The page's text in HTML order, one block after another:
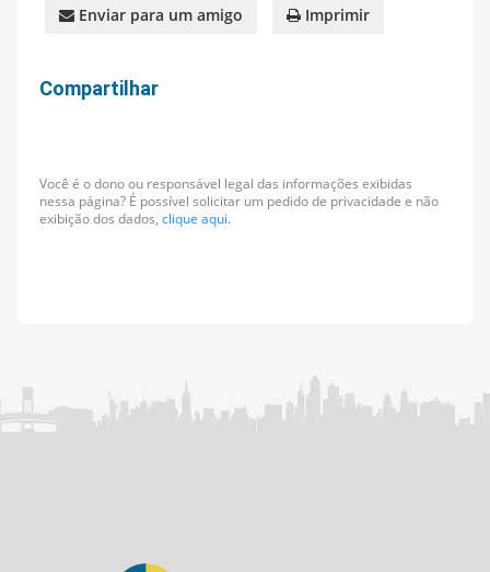
Enviar para um amigo Imprimir
Compartilhar
Você é o dono ou responsável legal das informações exibidas
nessa página? É possível solicitar um pedido de privacidade e não
exibição dos dados, clique aqui.